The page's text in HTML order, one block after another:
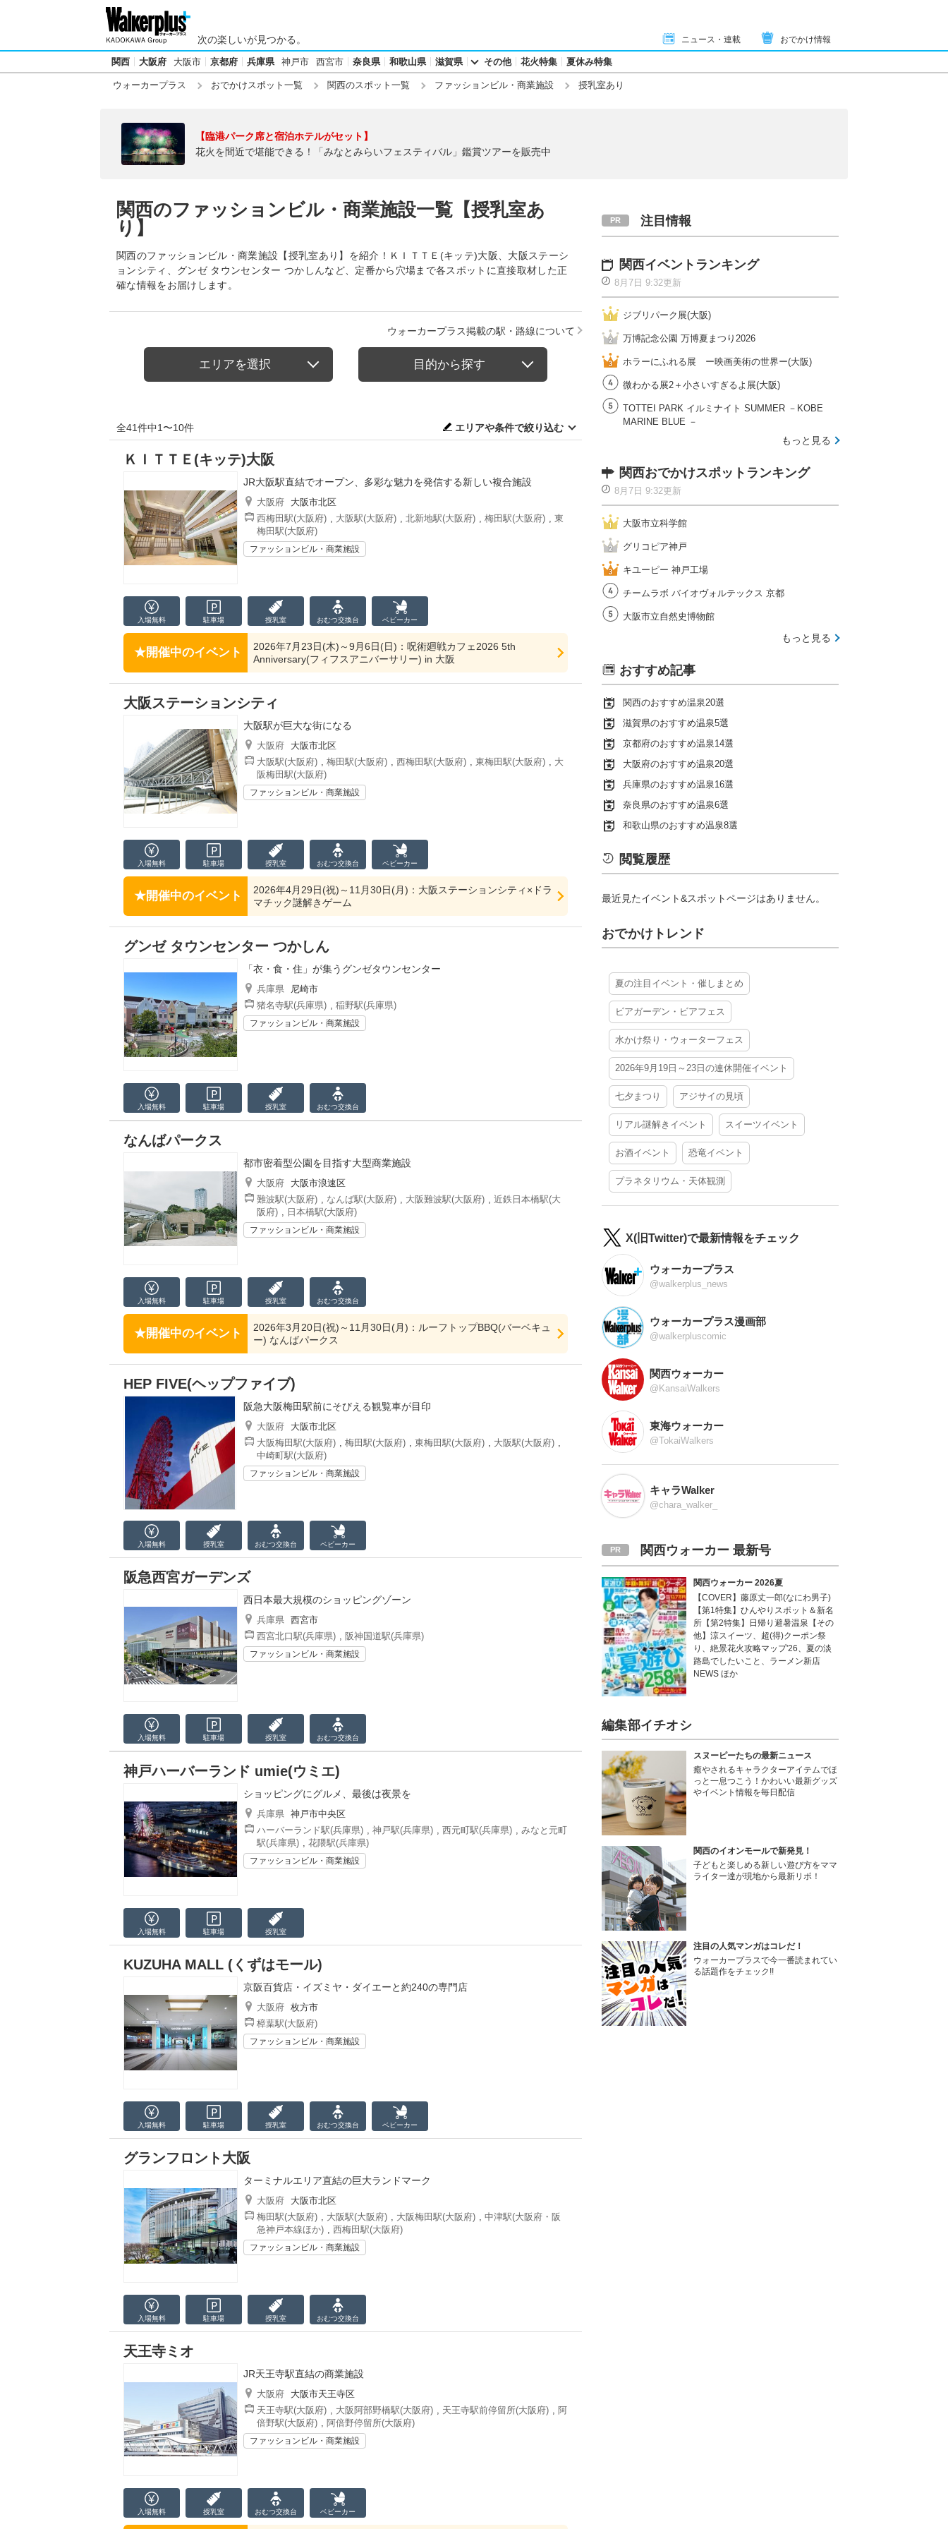
次の楽しいが見つかる。 ニュース・連載 おでかけ情報
関西 大阪府 大阪市 京都府 兵庫県 神戸市 西宮市 奈良県 和歌山県 滋賀県 その他 花火特集 夏休み特集
ウォーカープラス おでかけスポット一覧 関西のスポット一覧 ファッションビル・商業施設 授乳室あり
【臨港パーク席と宿泊ホテルがセット】
花火を間近で堪能できる！「みなとみらいフェスティバル」鑑賞ツアーを販売中
関西のファッションビル・商業施設一覧【授乳室あ
り】
関西のファッションビル・商業施設【授乳室あり】を紹介！ＫＩＴＴＥ(キッテ)大阪、大阪ステーシ
ョンシティ、グンゼ タウンセンター つかしんなど、定番から穴場まで各スポットに直接取材した正
確な情報をお届けします。
ウォーカープラス掲載の駅・路線について
エリアを選択 目的から探す
全41件中1〜10件 エリアや条件で絞り込む
ＫＩＴＴＥ(キッテ)大阪
JR大阪駅直結でオープン、多彩な魅力を発信する新しい複合施設
大阪府
大阪市北区
西梅田駅(大阪府) , 大阪駅(大阪府) , 北新地駅(大阪府) , 梅田駅(大阪府) , 東
梅田駅(大阪府)
ファッションビル・商業施設
入場無料 駐車場 授乳室 おむつ交換台 ベビーカー
開催中のイベント
2026年7月23日(木)～9月6日(日)：呪術廻戦カフェ2026 5th
Anniversary(フィフスアニバーサリー) in 大阪
大阪ステーションシティ
大阪駅が巨大な街になる
大阪府
大阪市北区
大阪駅(大阪府) , 梅田駅(大阪府) , 西梅田駅(大阪府) , 東梅田駅(大阪府) , 大
阪梅田駅(大阪府)
ファッションビル・商業施設
入場無料 駐車場 授乳室 おむつ交換台 ベビーカー
開催中のイベント
2026年4月29日(祝)～11月30日(月)：大阪ステーションシティ×ドラ
マチック謎解きゲーム
グンゼ タウンセンター つかしん
「衣・食・住」が集うグンゼタウンセンター
兵庫県
尼崎市
猪名寺駅(兵庫県) , 稲野駅(兵庫県)
ファッションビル・商業施設
入場無料 駐車場 授乳室 おむつ交換台
なんばパークス
都市密着型公園を目指す大型商業施設
大阪府
大阪市浪速区
難波駅(大阪府) , なんば駅(大阪府) , 大阪難波駅(大阪府) , 近鉄日本橋駅(大
阪府) , 日本橋駅(大阪府)
ファッションビル・商業施設
入場無料 駐車場 授乳室 おむつ交換台
開催中のイベント
2026年3月20日(祝)～11月30日(月)：ルーフトップBBQ(バーベキュ
ー) なんばパークス
HEP FIVE(ヘップファイブ)
阪急大阪梅田駅前にそびえる観覧車が目印
大阪府
大阪市北区
大阪梅田駅(大阪府) , 梅田駅(大阪府) , 東梅田駅(大阪府) , 大阪駅(大阪府) ,
中崎町駅(大阪府)
ファッションビル・商業施設
入場無料 授乳室 おむつ交換台 ベビーカー
阪急西宮ガーデンズ
西日本最大規模のショッピングゾーン
兵庫県 西宮市
西宮北口駅(兵庫県) , 阪神国道駅(兵庫県)
ファッションビル・商業施設
入場無料 駐車場 授乳室 おむつ交換台
神戸ハーバーランド umie(ウミエ)
ショッピングにグルメ、最後は夜景を
兵庫県 神戸市中央区
ハーバーランド駅(兵庫県) , 神戸駅(兵庫県) , 西元町駅(兵庫県) , みなと元町
駅(兵庫県) , 花隈駅(兵庫県)
ファッションビル・商業施設
入場無料 駐車場 授乳室
KUZUHA MALL (くずはモール)
京阪百貨店・イズミヤ・ダイエーと約240の専門店
大阪府 枚方市
樟葉駅(大阪府)
ファッションビル・商業施設
入場無料 駐車場 授乳室 おむつ交換台 ベビーカー
グランフロント大阪
ターミナルエリア直結の巨大ランドマーク
大阪府
大阪市北区
梅田駅(大阪府) , 大阪駅(大阪府) , 大阪梅田駅(大阪府) , 中津駅(大阪府・阪
急神戸本線ほか) , 西梅田駅(大阪府)
ファッションビル・商業施設
入場無料 駐車場 授乳室 おむつ交換台
天王寺ミオ
JR天王寺駅直結の商業施設
大阪府
大阪市天王寺区
天王寺駅(大阪府) , 大阪阿部野橋駅(大阪府) , 天王寺駅前停留所(大阪府) , 阿
倍野駅(大阪府) , 阿倍野停留所(大阪府)
ファッションビル・商業施設
入場無料 授乳室 おむつ交換台 ベビーカー
注目情報
関西イベントランキング
8月7日 9:32更新
ジブリパーク展(大阪)
万博記念公園 万博夏まつり2026
ホラーにふれる展 ー映画美術の世界ー(大阪)
微わかる展2＋小さいすぎるよ展(大阪)
TOTTEI PARK イルミナイト SUMMER －KOBE
MARINE BLUE －
もっと見る
関西おでかけスポットランキング
8月7日 9:32更新
大阪市立科学館
グリコピア神戸
キユーピー 神戸工場
チームラボ バイオヴォルテックス 京都
大阪市立自然史博物館
もっと見る
おすすめ記事
関西のおすすめ温泉20選
滋賀県のおすすめ温泉5選
京都府のおすすめ温泉14選
大阪府のおすすめ温泉20選
兵庫県のおすすめ温泉16選
奈良県のおすすめ温泉6選
和歌山県のおすすめ温泉8選
閲覧履歴
最近見たイベント&スポットページはありません。
おでかけトレンド
夏の注目イベント・催しまとめ
ビアガーデン・ビアフェス
水かけ祭り・ウォーターフェス
2026年9月19日～23日の連休開催イベント
七夕まつり アジサイの見頃
リアル謎解きイベント スイーツイベント
お酒イベント 恐竜イベント
プラネタリウム・天体観測
X(旧Twitter)で最新情報をチェック
ウォーカープラス
@walkerplus_news
ウォーカープラス漫画部
@walkerpluscomic
関西ウォーカー
@KansaiWalkers
東海ウォーカー
@TokaiWalkers
キャラWalker
@chara_walker_
関西ウォーカー 最新号
関西ウォーカー 2026夏
【COVER】藤原丈一郎(なにわ男子)
【第1特集】ひんやりスポット＆新名
所【第2特集】日帰り避暑温泉【その
他】涼スイーツ、超(得)クーポン祭
り、絶景花火攻略マップ'26、夏の淡
路島でしたいこと、ラーメン新店
NEWS ほか
編集部イチオシ
スヌーピーたちの最新ニュース
癒やされるキャラクターアイテムでほ
っと一息つこう！かわいい最新グッズ
やイベント情報を毎日配信
関西のイオンモールで新発見！
子どもと楽しめる新しい遊び方をママ
ライター達が現地から最新リポ！
注目の人気マンガはコレだ！
ウォーカープラスで今一番読まれてい
る話題作をチェック!!